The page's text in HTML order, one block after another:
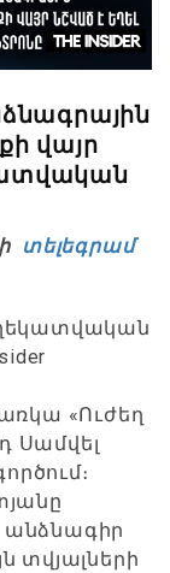
վայր
տելեգրամ
«Ուժեղ
Սամվել
անձնագիր
տվյալների